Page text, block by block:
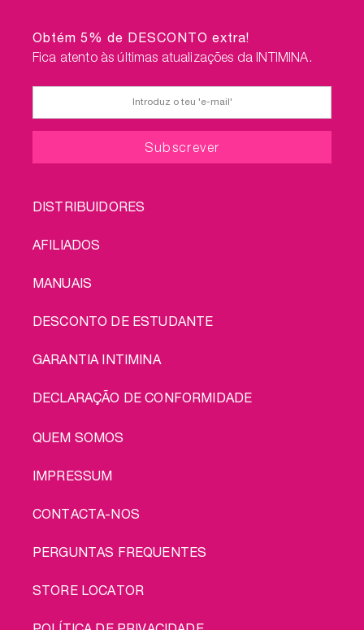
Obtém 5% de DESCONTO extra!
Fica atento às últimas atualizações da INTIMINA.
FOOTER
DISTRIBUIDORES
AFILIADOS
MANUAIS
DESCONTO DE ESTUDANTE
GARANTIA INTIMINA
DECLARAÇÃO DE CONFORMIDADE
LEGAL
QUEM SOMOS
IMPRESSUM
CONTACTA-NOS
PERGUNTAS FREQUENTES
STORE LOCATOR